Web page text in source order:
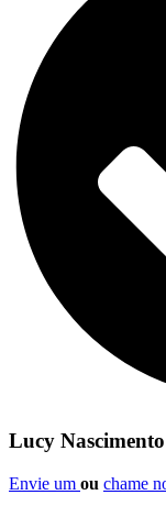
Lucy
Envie um ou chame